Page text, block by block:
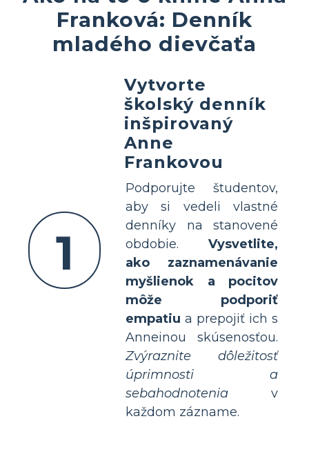
Franková: Denník
mladého dievčaťa
1
Vytvorte
školský denník
inšpirovaný
Anne
Frankovou
Podporujte študentov,
aby si vedeli vlastné
denníky na stanovené
obdobie. Vysvetlite,
ako zaznamenávanie
myšlienok a pocitov
môže podporiť
empatiu a prepojiť ich s
Anneinou skúsenosťou.
Zvýraznite dôležitosť
úprimnosti a
sebahodnotenia v
každom zázname.